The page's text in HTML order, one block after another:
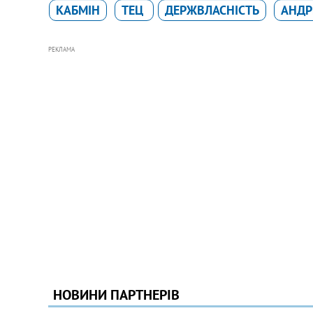
КАБМІН ТЕЦ ДЕРЖВЛАСНІСТЬ
РЕКЛАМА